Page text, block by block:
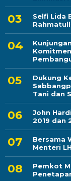
Selfi Lida
Dukung
Tani dan
John
2019 dan
Bersama
Menteri
Pemkot